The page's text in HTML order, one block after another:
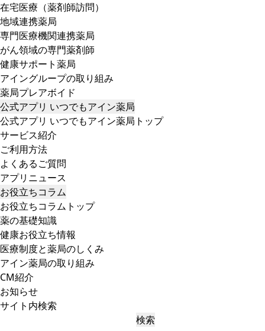
在宅医療（薬剤師訪問）
地域連携薬局
専門医療機関連携薬局
がん領域の専門薬剤師
健康サポート薬局
アイングループの取り組み
薬局プレアボイド
公式アプリ いつでもアイン薬局
公式アプリ いつでもアイン薬局トップ
サービス紹介
ご利用方法
よくあるご質問
アプリニュース
お役立ちコラム
お役立ちコラムトップ
薬の基礎知識
健康お役立ち情報
医療制度と薬局のしくみ
アイン薬局の取り組み
CM紹介
お知らせ
サイト内検索
検索